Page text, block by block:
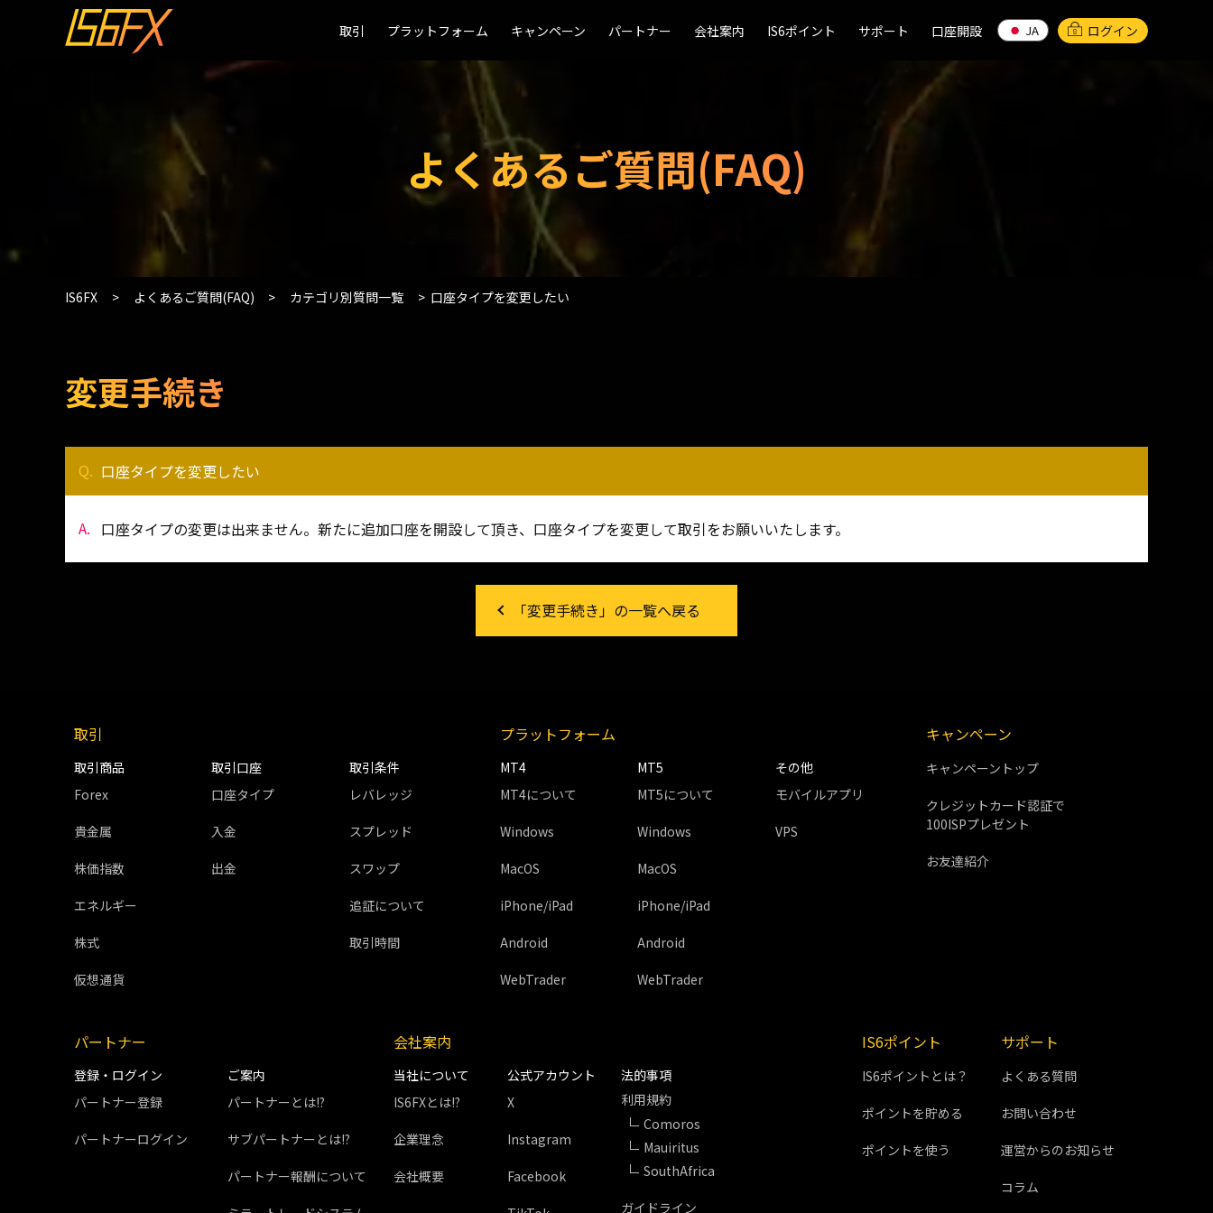
取引 プラットフォーム キャンペーン パートナー 会社案内 IS6ポイント サポート 口座開設 JA ログイン
よくあるご質問(FAQ)
IS6FX よくあるご質問(FAQ) カテゴリ別質問一覧 口座タイプを変更したい
変更手続き
口座タイプを変更したい
口座タイプの変更は出来ません。新たに追加口座を開設して頂き、口座タイプを変更して取引をお願いいたします。
「変更手続き」の一覧へ戻る
取引
取引商品
Forex
貴金属
株価指数
エネルギー
株式
仮想通貨
取引口座
口座タイプ
入金
出金
取引条件
レバレッジ
スプレッド
スワップ
追証について
取引時間
プラットフォーム
MT4
MT4について
Windows
MacOS
iPhone/iPad
Android
WebTrader
MT5
MT5について
Windows
MacOS
iPhone/iPad
Android
WebTrader
その他
モバイルアプリ
VPS
キャンペーン
キャンペーントップ
クレジットカード認証で
100ISPプレゼント
お友達紹介
パートナー
登録・ログイン
パートナー登録
パートナーログイン
ご案内
パートナーとは!?
サブパートナーとは!?
パートナー報酬について
会社案内
当社について
IS6FXとは!?
企業理念
会社概要
公式アカウント
X
Instagram
Facebook
法的事項
利用規約
Comoros
Mauiritus
SouthAfrica
ガイドライン
IS6ポイント
IS6ポイントとは？
ポイントを貯める
ポイントを使う
サポート
よくある質問
お問い合わせ
運営からのお知らせ
コラム
取引 プラットフォーム キャンペーン パートナー 会社案内 IS6ポイント サポート 口座開設 JA